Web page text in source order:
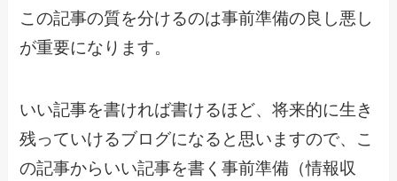
この記事の質を分けるのは事前準備の良し悪し
が重要になります。
いい記事を書ければ書けるほど、将来的に生き
残っていけるブログになると思いますので、こ
の記事からいい記事を書く事前準備（情報収